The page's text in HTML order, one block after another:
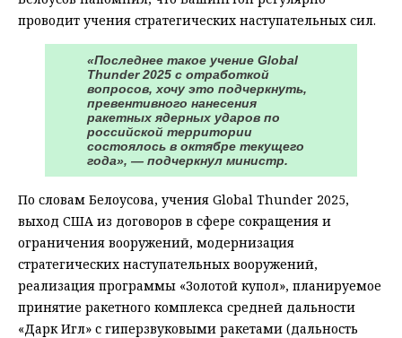
проводит учения стратегических наступательных сил.
«Последнее такое учение Global
Thunder 2025 с отработкой
вопросов, хочу это подчеркнуть,
превентивного нанесения
ракетных ядерных ударов по
российской территории
состоялось в октябре текущего
года», — подчеркнул министр.
По словам Белоусова, учения Global Thunder 2025,
выход США из договоров в сфере сокращения и
ограничения вооружений, модернизация
стратегических наступательных вооружений,
реализация программы «Золотой купол», планируемое
принятие ракетного комплекса средней дальности
«Дарк Игл» с гиперзвуковыми ракетами (дальность